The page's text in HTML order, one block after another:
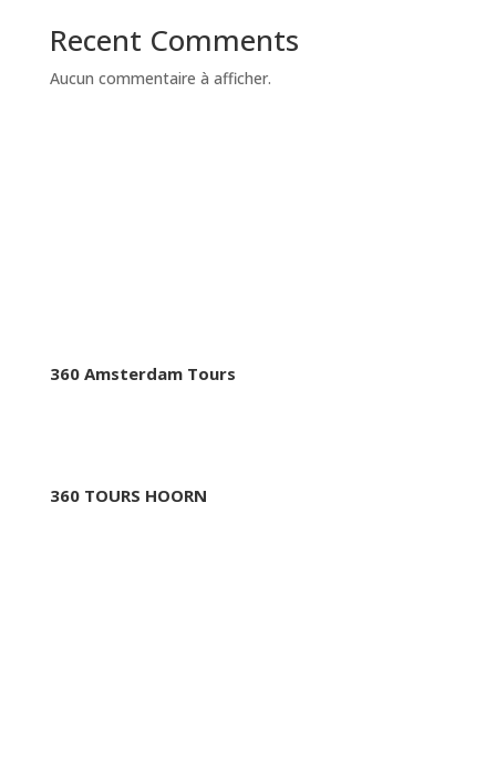
Recent Comments
Aucun commentaire à afficher.
360 Amsterdam Tours
360 TOURS HOORN